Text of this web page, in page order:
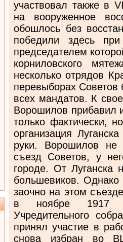
участвовал также в
на вооруженное
обошлось без
победили здесь
председателем
корниловского
несколько отрядов
перевыборах Советов
всех мандатов. К
Ворошилов прибавил
только фактически,
организация
руки. Ворошилов не
съезд Советов, у
городе. От Луганска
большевиков.
заочно на этом
в ноябре 1917
Учредительного
принял участие в
снова избран во